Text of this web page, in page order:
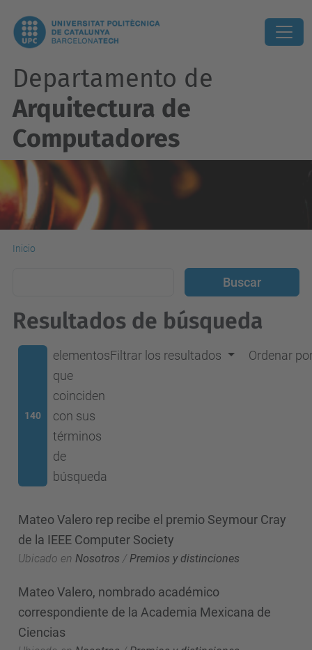
Departamento de
Arquitectura de
Computadores
Inicio
Resultados de búsqueda
140
elementos
que
coinciden
con sus
términos
de
búsqueda
Filtrar los resultados Ordenar
Mateo Valero rep recibe el premio Seymour Cray
de la IEEE Computer Society
Ubicado en Nosotros / Premios y distinciones
Mateo Valero, nombrado académico
correspondiente de la Academia Mexicana de
Ciencias